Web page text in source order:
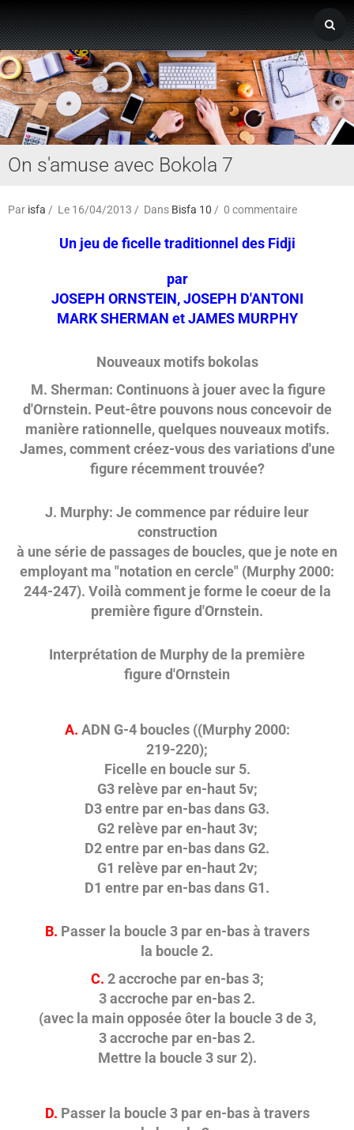
Derniers ajouts
On s'amuse avec Bokola 7
Par isfa Le 16/04/2013 Dans Bisfa 10 0 commentaire
Un jeu de ficelle traditionnel des Fidji
par
JOSEPH ORNSTEIN, JOSEPH D'ANTONI
MARK SHERMAN et JAMES MURPHY
Nouveaux motifs bokolas
M. Sherman: Continuons à jouer avec la figure
d'Ornstein. Peut-être pouvons nous concevoir de
manière rationnelle, quelques nouveaux motifs.
James, comment créez-vous des variations d'une
figure récemment trouvée?
J. Murphy: Je commence par réduire leur
construction
à une série de passages de boucles, que je note en
employant ma "notation en cercle" (Murphy 2000:
244-247). Voilà comment je forme le coeur de la
première figure d'Ornstein.
Interprétation de Murphy de la première
figure d'Ornstein
A. ADN G-4 boucles ((Murphy 2000:
219-220);
Ficelle en boucle sur 5.
G3 relève par en-haut 5v;
D3 entre par en-bas dans G3.
G2 relève par en-haut 3v;
D2 entre par en-bas dans G2.
G1 relève par en-haut 2v;
D1 entre par en-bas dans G1.
B. Passer la boucle 3 par en-bas à travers
la boucle 2.
C. 2 accroche par en-bas 3;
3 accroche par en-bas 2.
(avec la main opposée ôter la boucle 3 de 3,
3 accroche par en-bas 2.
Mettre la boucle 3 sur 2).
D. Passer la boucle 3 par en-bas à travers